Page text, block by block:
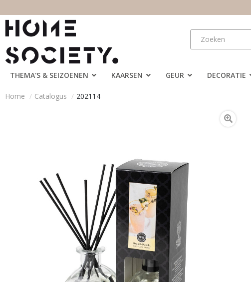
THEMA'S & SEIZOENEN KAARSEN GEUR DECORATIE
Home Catalogus 202114